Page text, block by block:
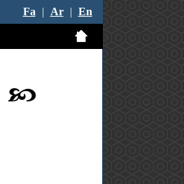
Fa|Ar|En